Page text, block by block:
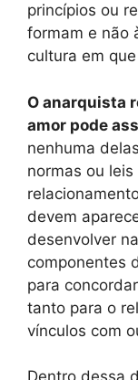
princípios ou
formam e não
cultura em
O anarquista
amor pode
nenhuma
normas ou
devem
desenvolver
componentes
para
tanto para o
vínculos com